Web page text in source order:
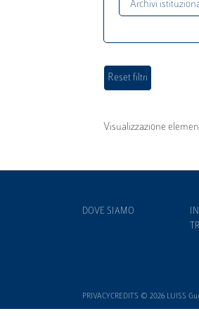
Archivi
Visualizzazione
DOVE SIAMO
PRIVACYCREDITS © 2026 LUISS